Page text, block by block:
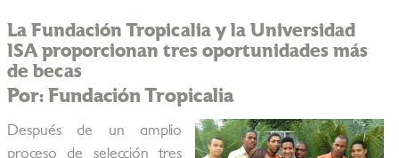
La Fundación Tropicalia y la Universidad
ISA proporcionan tres oportunidades más
de becas
Por: Fundación Tropicalia
Después de un amplio
proceso de selección tres